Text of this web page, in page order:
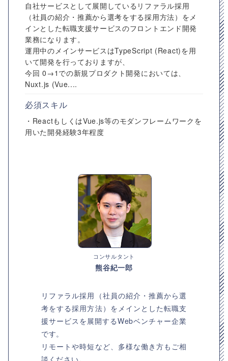
自社サービスとして展開しているリファラル採用
（社員の紹介・推薦から選考をする採用方法）をメ
インとした転職支援サービスのフロントエンド開発
業務になります。
運用中のメインサービスはTypeScript (React)を用
いて開発を行っておりますが、
今回 0→1での新規プロダクト開発においては、
Nuxt.js (Vue....
必須スキル
・ReactもしくはVue.js等のモダンフレームワークを
用いた開発経験3年程度
コンサルタント
熊谷紀一郎
リファラル採用（社員の紹介・推薦から選
考をする採用方法）をメインとした転職支
援サービスを展開するWebベンチャー企業
です。
リモートや時短など、多様な働き方もご相
談ください。